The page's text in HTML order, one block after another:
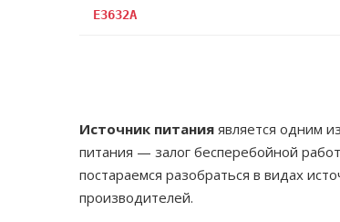
E3632A
Источник питания является одним
питания — залог бесперебойной
постараемся разобраться в видах
производителей.